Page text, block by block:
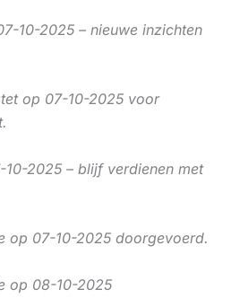
10-2025 – nieuwe inzichten
op 07-10-2025 voor
10-2025 – blijf verdienen met
op 07-10-2025 doorgevoerd.
op 08-10-2025